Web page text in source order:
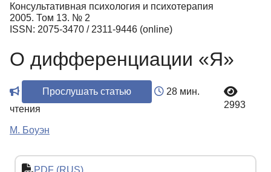
КЛЮЧЕВЫЕ СЛОВА
Регистрация
Консультативная психология и психотерапия
2005. Том 13. № 2
ISSN: 2075-3470 / 2311-9446 (online)
О дифференциации «Я»
Прослушать статью
28 мин.
чтения
2993
М. Боуэн
PDF (RUS)